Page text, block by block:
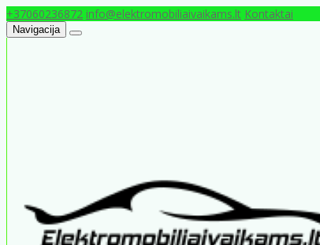
+37060236872 info@elektromobiliaivaikams.lt Kontaktai
Navigacija